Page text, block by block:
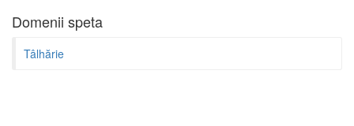
Domenii speta
Tâlhărie